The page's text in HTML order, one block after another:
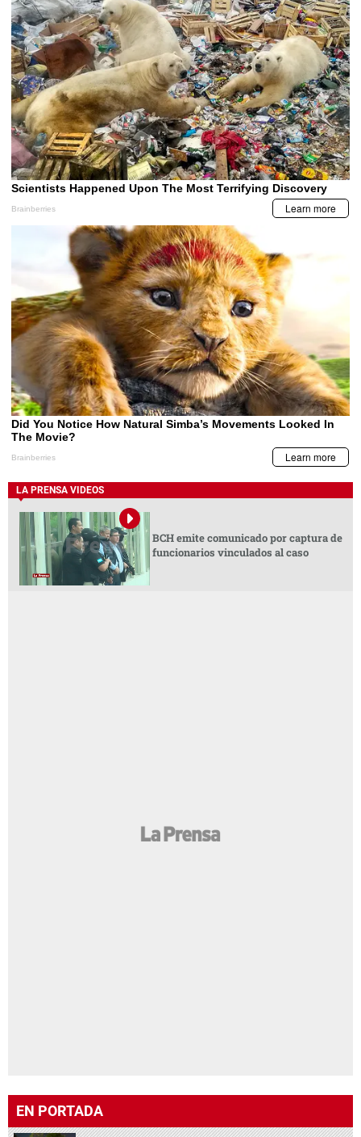
LA PRENSA VIDEOS
BCH emite comunicado por captura de
funcionarios vinculados al caso
EN PORTADA